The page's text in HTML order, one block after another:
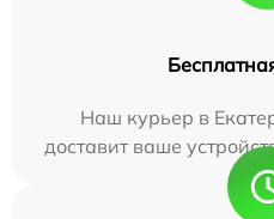
Наш курьер в
доставит ваше